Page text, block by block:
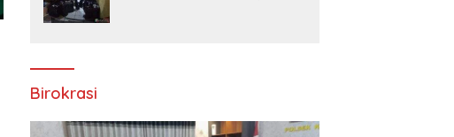
Birokrasi